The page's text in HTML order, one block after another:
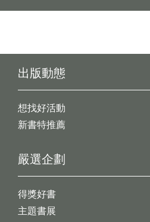
出版動態
想找好活動
新書特推薦
嚴選企劃
得獎好書
主題書展